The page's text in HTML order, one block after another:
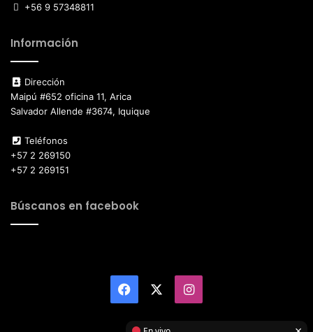
+56 9 57348811
Información
Dirección
Maipú #652 oficina 11, Arica
Salvador Allende #3674, Iquique
Teléfonos
+57 2 269150
+57 2 269151
Búscanos en facebook
Facebook Instagram